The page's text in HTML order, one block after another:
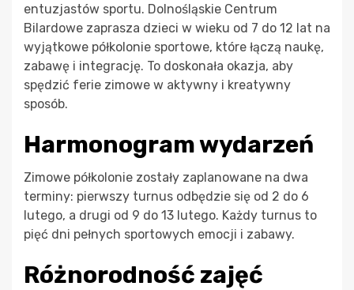
entuzjastów sportu. Dolnośląskie Centrum
Bilardowe zaprasza dzieci w wieku od 7 do 12 lat na
wyjątkowe półkolonie sportowe, które łączą naukę,
zabawę i integrację. To doskonała okazja, aby
spędzić ferie zimowe w aktywny i kreatywny
sposób.
Harmonogram wydarzeń
Zimowe półkolonie zostały zaplanowane na dwa
terminy: pierwszy turnus odbędzie się od 2 do 6
lutego, a drugi od 9 do 13 lutego. Każdy turnus to
pięć dni pełnych sportowych emocji i zabawy.
Różnorodność zajęć